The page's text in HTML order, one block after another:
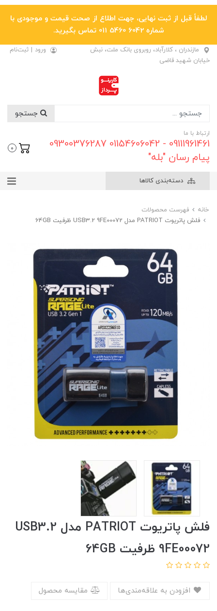
لطفاً قبل از ثبت نهایی، جهت اطلاع از صحت قیمت و موجودی با
شماره 6042 5460 011 تماس بگیرید.
مازندران ، کلارآباد، روبروی بانک ملت، نبش
خیابان شهید قاضی
ورود | ثبت‌نام
ارتباط با ما
09111961461 - 01154606042 09300376287
پیام رسان "بله"
0
دسته‌بندی کالاها
خانه
فهرست محصولات
فلش پاتریوت PATRIOT مدل USB3.2 9FE00072 ظرفیت 64GB
فلش پاتریوت PATRIOT مدل USB3.2
9FE00072 ظرفیت 64GB
مقایسه محصول